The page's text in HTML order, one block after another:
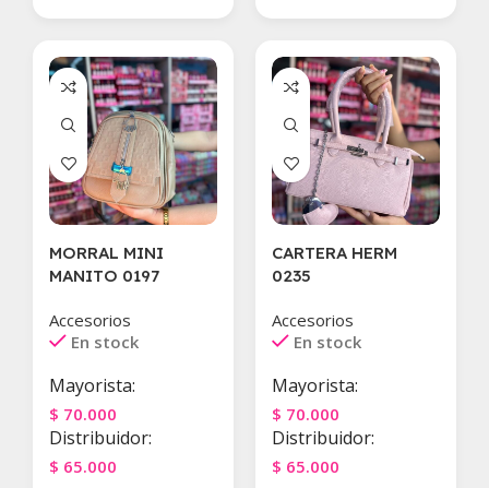
MORRAL MINI
MANITO 0197
Accesorios
En stock
Mayorista:
$ 70.000
Distribuidor:
$ 65.000
CARTERA HERM
0235
Accesorios
En stock
Mayorista:
$ 70.000
Distribuidor:
$ 65.000